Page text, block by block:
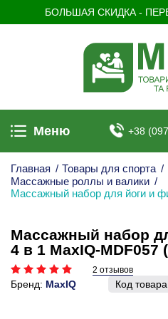
БОЛЬШАЯ СКИДКА -
Меню +38
Главная / Товары для спорта /
Массажные роллы и валики /
Массажный набор для йоги и
Массажный набор
4 в 1 MaxIQ-MDF057
2 отзывов
Бренд: MaxIQ Код